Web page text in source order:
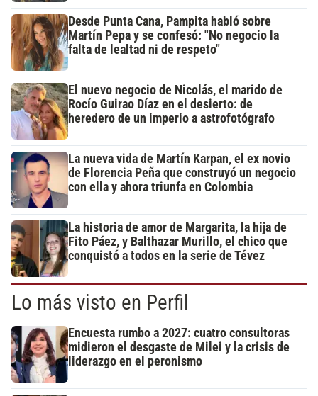
Desde Punta Cana, Pampita habló sobre
Martín Pepa y se confesó: "No negocio la
falta de lealtad ni de respeto"
El nuevo negocio de Nicolás, el marido de
Rocío Guirao Díaz en el desierto: de
heredero de un imperio a astrofotógrafo
La nueva vida de Martín Karpan, el ex novio
de Florencia Peña que construyó un negocio
con ella y ahora triunfa en Colombia
La historia de amor de Margarita, la hija de
Fito Páez, y Balthazar Murillo, el chico que
conquistó a todos en la serie de Tévez
Lo más visto en Perfil
Encuesta rumbo a 2027: cuatro consultoras
midieron el desgaste de Milei y la crisis de
liderazgo en el peronismo